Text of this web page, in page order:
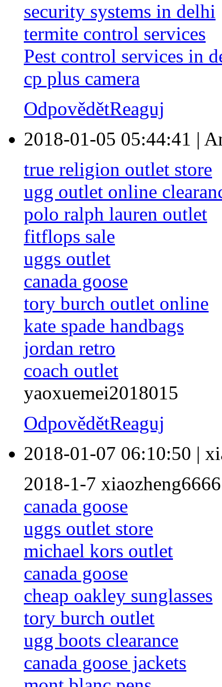
security systems in delhi
termite control services
Pest control services in
cp plus camera
OdpovědětReaguj
2018-01-05 05:44:41 |
true religion outlet store
ugg outlet online
polo ralph lauren outlet
fitflops sale
uggs outlet
canada goose
tory burch outlet online
kate spade handbags
jordan retro
coach outlet
yaoxuemei2018015
OdpovědětReaguj
2018-01-07 06:10:50 |
2018-1-7 xiaozheng6666
canada goose
uggs outlet store
michael kors outlet
canada goose
cheap oakley sunglasses
tory burch outlet
ugg boots clearance
canada goose jackets